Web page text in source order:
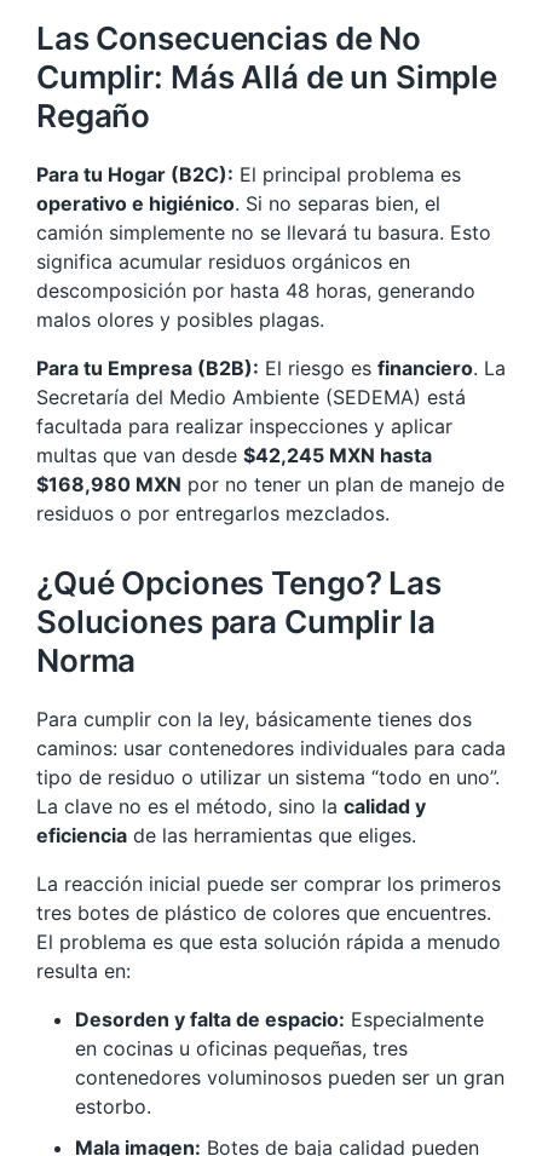
Las Consecuencias de No
Cumplir: Más Allá de un Simple
Regaño
Para tu Hogar (B2C): El principal problema es
operativo e higiénico. Si no separas bien, el
camión simplemente no se llevará tu basura. Esto
significa acumular residuos orgánicos en
descomposición por hasta 48 horas, generando
malos olores y posibles plagas.
Para tu Empresa (B2B): El riesgo es financiero. La
Secretaría del Medio Ambiente (SEDEMA) está
facultada para realizar inspecciones y aplicar
multas que van desde $42,245 MXN hasta
$168,980 MXN por no tener un plan de manejo de
residuos o por entregarlos mezclados.
¿Qué Opciones Tengo? Las
Soluciones para Cumplir la
Norma
Para cumplir con la ley, básicamente tienes dos
caminos: usar contenedores individuales para cada
tipo de residuo o utilizar un sistema “todo en uno”.
La clave no es el método, sino la calidad y
eficiencia de las herramientas que eliges.
La reacción inicial puede ser comprar los primeros
tres botes de plástico de colores que encuentres.
El problema es que esta solución rápida a menudo
resulta en:
Desorden y falta de espacio: Especialmente
en cocinas u oficinas pequeñas, tres
contenedores voluminosos pueden ser un gran
estorbo.
Mala imagen: Botes de baja calidad pueden